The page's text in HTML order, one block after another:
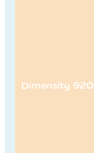
Dimensity 920